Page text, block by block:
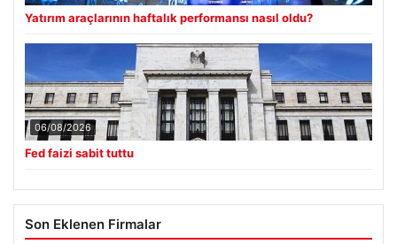
Yatırım araçlarının haftalık performansı nasıl oldu?
06/08/2026
Fed faizi sabit tuttu
Son Eklenen Firmalar